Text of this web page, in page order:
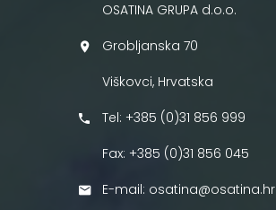
OSATINA GRUPA d.o.o.
Grobljanska 70
Viškovci, Hrvatska
Tel: +385 (0)31 856 999
Fax: +385 (0)31 856 045
E-mail: osatina@osatina.hr